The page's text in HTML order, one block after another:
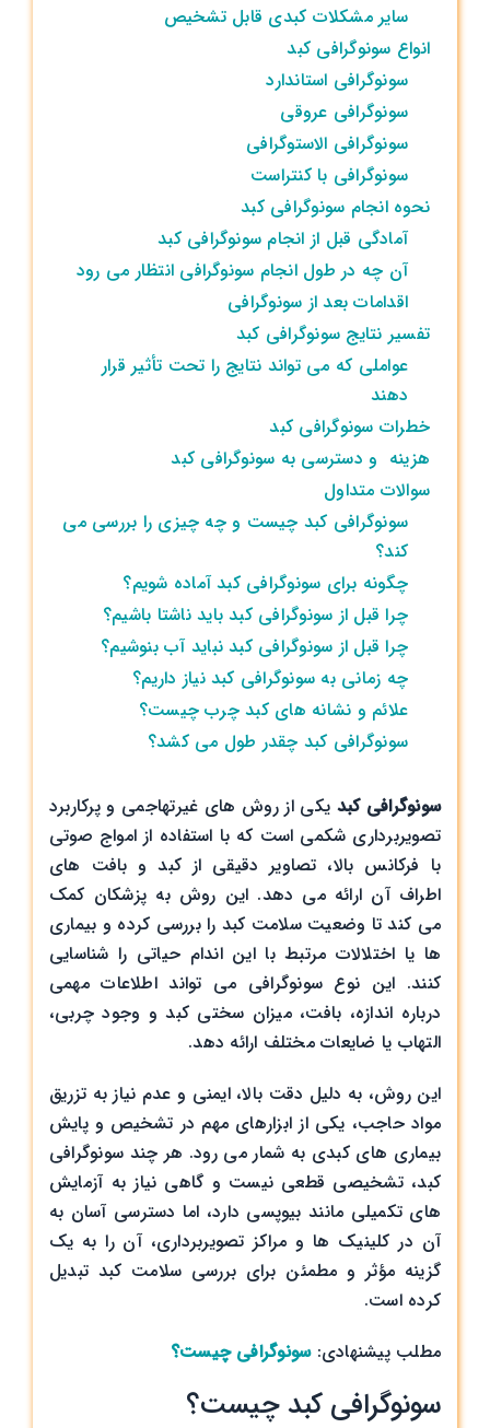
سایر مشکلات کبدی قابل تشخیص
انواع سونوگرافی کبد
سونوگرافی استاندارد
سونوگرافی عروقی
سونوگرافی الاستوگرافی
سونوگرافی با کنتراست
نحوه انجام سونوگرافی کبد
آمادگی قبل از انجام سونوگرافی کبد
آن چه در طول انجام سونوگرافی انتظار می ‌رود
اقدامات بعد از سونوگرافی
تفسیر نتایج سونوگرافی کبد
عواملی که می ‌تواند نتایج را تحت تأثیر قرار
دهند
خطرات سونوگرافی کبد
هزینه و دسترسی به سونوگرافی کبد
سوالات متداول
سونوگرافی کبد چیست و چه چیزی را بررسی می
‌کند؟
چگونه برای سونوگرافی کبد آماده شویم؟
چرا قبل از سونوگرافی کبد باید ناشتا باشیم؟
چرا قبل از سونوگرافی کبد نباید آب بنوشیم؟
چه زمانی به سونوگرافی کبد نیاز داریم؟
علائم و نشانه های کبد چرب چیست؟
سونوگرافی کبد چقدر طول می‌ کشد؟
سونوگرافی کبد یکی از روش‌ های غیرتهاجمی و پرکاربرد
تصویربرداری شکمی است که با استفاده از امواج صوتی
با فرکانس بالا، تصاویر دقیقی از کبد و بافت ‌های
اطراف آن ارائه می ‌دهد. این روش به پزشکان کمک
می ‌کند تا وضعیت سلامت کبد را بررسی کرده و بیماری
‌ها یا اختلالات مرتبط با این اندام حیاتی را شناسایی
کنند. این نوع سونوگرافی می ‌تواند اطلاعات مهمی
درباره اندازه، بافت، میزان سختی کبد و وجود چربی،
التهاب یا ضایعات مختلف ارائه دهد.
این روش، به دلیل دقت بالا، ایمنی و عدم نیاز به تزریق
مواد حاجب، یکی از ابزارهای مهم در تشخیص و پایش
بیماری ‌های کبدی به شمار می ‌رود. هر چند سونوگرافی
کبد، تشخیصی قطعی نیست و گاهی نیاز به آزمایش
‌های تکمیلی مانند بیوپسی دارد، اما دسترسی آسان به
آن در کلینیک ‌ها و مراکز تصویربرداری، آن را به یک
گزینه مؤثر و مطمئن برای بررسی سلامت کبد تبدیل
کرده است.
مطلب پیشنهادی:سونوگرافی چیست؟
سونوگرافی کبد چیست؟